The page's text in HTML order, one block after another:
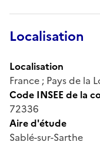
Localisation
Localisation
France ; Pays de la
Code INSEE de la
72336
Aire d'étude
Sablé-sur-Sarthe